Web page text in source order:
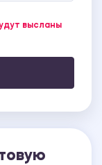
высланы